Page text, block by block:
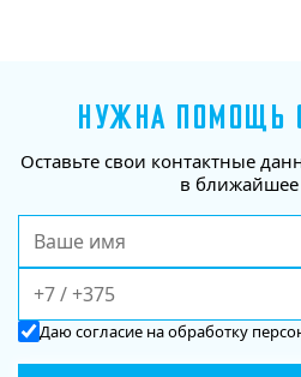
НУЖНА ПОМОЩЬ
Оставьте свои контактные
в
Даюсогласие на обработку